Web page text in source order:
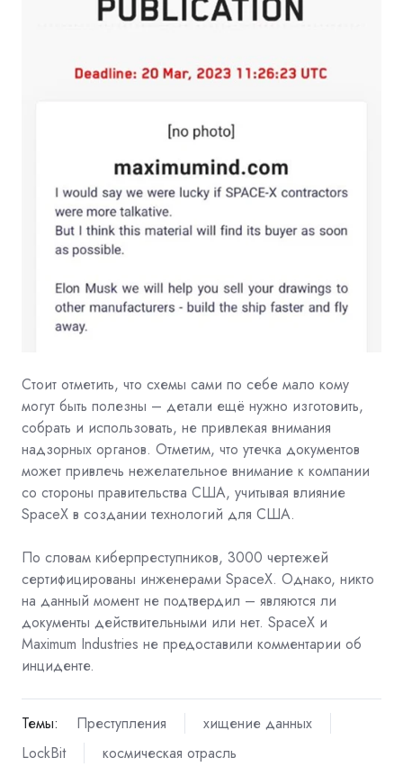
Стоит отметить, что схемы сами по себе мало кому
могут быть полезны – детали ещё нужно изготовить,
собрать и использовать, не привлекая внимания
надзорных органов. Отметим, что утечка документов
может привлечь нежелательное внимание к компании
со стороны правительства США, учитывая влияние
SpaceX в создании технологий для США.
По словам киберпреступников, 3000 чертежей
сертифицированы инженерами SpaceX. Однако, никто
на данный момент не подтвердил – являются ли
документы действительными или нет. SpaceX и
Maximum Industries не предоставили комментарии об
инциденте.
Темы: Преступления
хищение данных
LockBit
космическая отрасль